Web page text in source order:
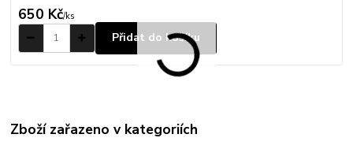
650 Kč/ks
Přidat do košíku
Zboží zařazeno v kategoriích